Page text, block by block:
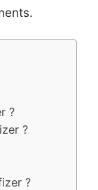
?
?
?